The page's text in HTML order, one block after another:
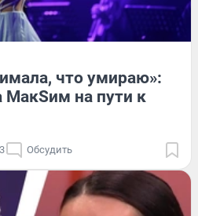
что умираю»:
МакSим на пути к
Обсудить